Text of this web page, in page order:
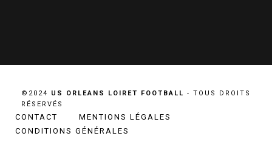
©2024 US ORLEANS LOIRET FOOTBALL - TOUS DROITS
RÉSERVÉS
CONTACT
MENTIONS LÉGALES
CONDITIONS GÉNÉRALES